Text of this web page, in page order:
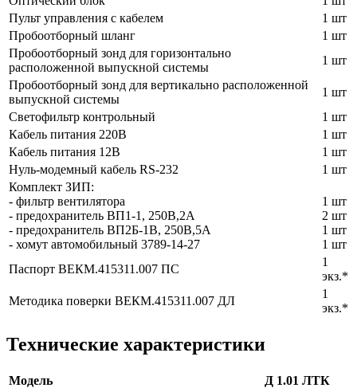
Пульт управления с кабелем
1 шт
Пробоотборный шланг
1 шт
Пробоотборный зонд для горизонтально
расположенной выпускной системы
1 шт
Пробоотборный зонд для вертикально расположенной
выпускной системы
1 шт
Светофильтр контрольный
1 шт
Кабель питания 220В
1 шт
Кабель питания 12В
1 шт
Нуль-модемный кабель RS-232
1 шт
Комплект ЗИП:
- фильтр вентилятора
- предохранитель ВП1-1, 250В,2А
- предохранитель ВП2Б-1В, 250В,5А
- хомут автомобильный 3789-14-27
1 шт
2 шт
1 шт
1 шт
Паспорт ВЕКМ.415311.007 ПС
1
экз.*
Методика поверки ВЕКМ.415311.007 ДЛ
1
экз.*
Технические характеристики
Модель
Д 1.01 ЛТК